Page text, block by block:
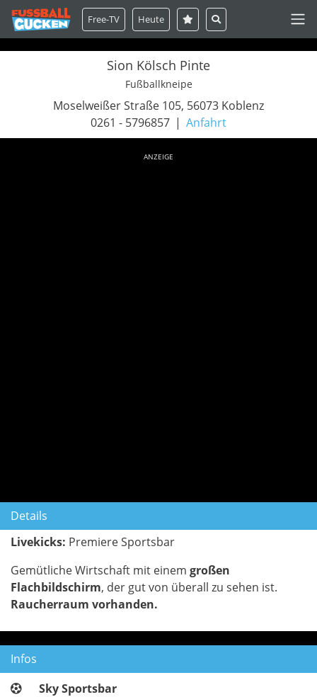
Free-TV Heute
Sion Kölsch Pinte
Fußballkneipe
Moselweißer Straße 105, 56073 Koblenz
0261 - 5796857
Anfahrt
ANZEIGE
Details
Livekicks: Premiere Sportsbar
Gemütliche Wirtschaft mit einem großen
Flachbildschirm, der gut von überall zu sehen ist.
Raucherraum vorhanden.
Infos
Sky Sportsbar